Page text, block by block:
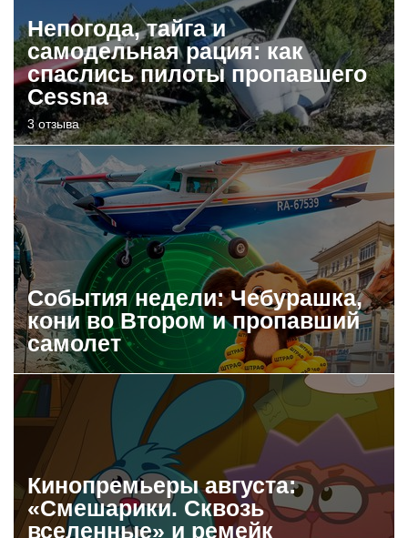
Непогода, тайга и
самодельная рация: как
спаслись пилоты пропавшего
Cessna
3 отзыва
События недели: Чебурашка,
кони во Втором и пропавший
самолет
Кинопремьеры августа:
«Смешарики. Сквозь
вселенные» и ремейк